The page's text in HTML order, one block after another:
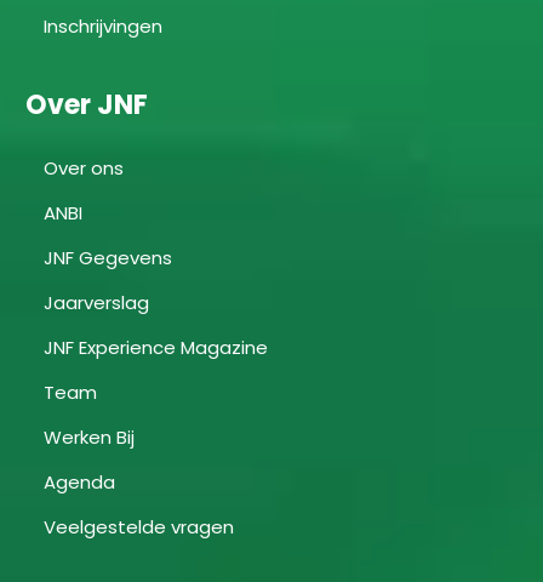
Inschrijvingen
Over JNF
Over ons
ANBI
JNF Gegevens
Jaarverslag
JNF Experience Magazine
Team
Werken Bij
Agenda
Veelgestelde vragen